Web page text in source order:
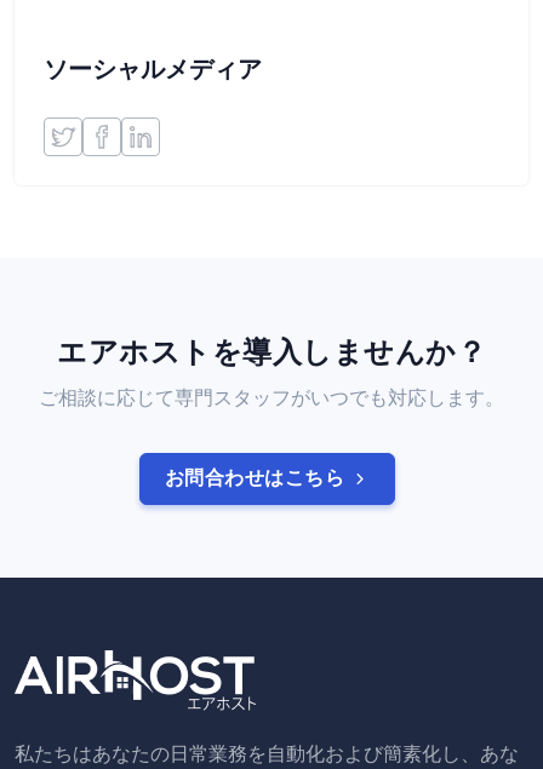
ソーシャルメディア
エアホストを導入しませんか？
ご相談に応じて専門スタッフがいつでも対応します。
お問合わせはこちら
私たちはあなたの日常業務を自動化および簡素化し、あな